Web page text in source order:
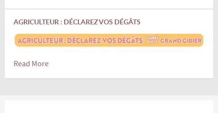
AGRICULTEUR : DÉCLAREZ VOS DÉGÂTS
Read More